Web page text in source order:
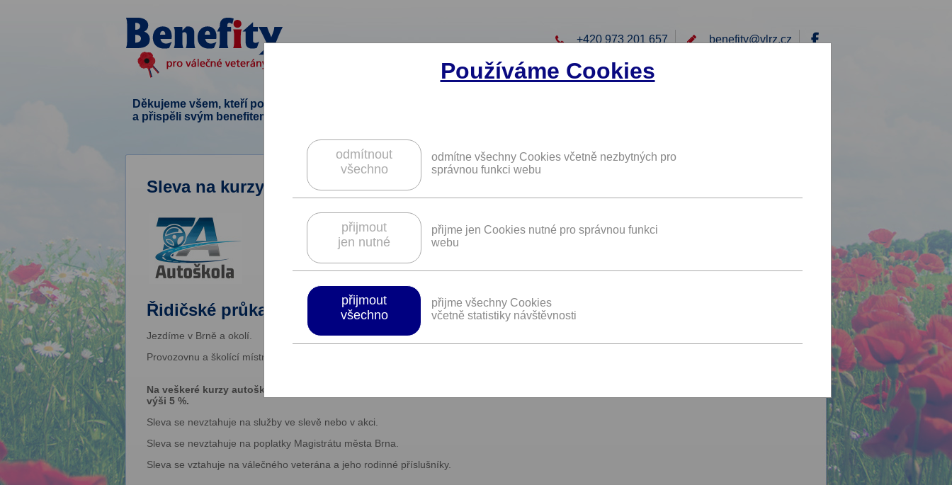
+420 973 201 657 benefity@vlrz.cz
Děkujeme všem, kteří podpořili tento projekt
a přispěli svým benefitem.
Používáme Cookies
odmítnout
všechno
odmítne všechny Cookies včetně nezbytných pro
správnou funkci webu
přijmout
jen nutné
přijme jen Cookies nutné pro správnou funkci
webu
přijmout
všechno
přijme všechny Cookies
včetně statistiky návštěvnosti
Sleva na kurzy autoškoly a kondiční jízdy u TA Autoškola.
Platnost není časově omezena.
Řidičské průkazy, kondiční jízdy, školení začínajících řidičů.
Jezdíme v Brně a okolí.
Provozovnu a školící místnost naleznete na adrese Kroftova 45 Brno – Žabovřesky.
Na veškeré kurzy autoškoly, kondiční jízdy, školení a další služby nabízené autoškolou TA Autoškola se můžete přihlásit se slevou ve
výši 5 %.
Sleva se nevztahuje na služby ve slevě nebo v akci.
Sleva se nevztahuje na poplatky Magistrátu města Brna.
Sleva se vztahuje na válečného veterána a jeho rodinné příslušníky.